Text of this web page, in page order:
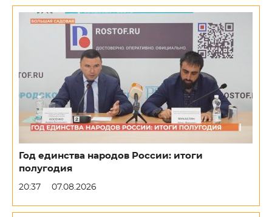
Год единства народов России: итоги
полугодия
20:37 07.08.2026